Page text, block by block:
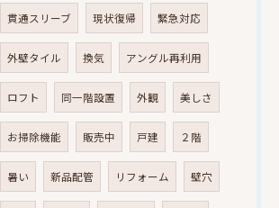
貫通スリーブ 現状復帰 緊急対応
外壁タイル 換気 アングル再利用
ロフト 同一階設置 外観 美しさ
お掃除機能 販売中 戸建 ２階
暑い 新品配管 リフォーム 壁穴